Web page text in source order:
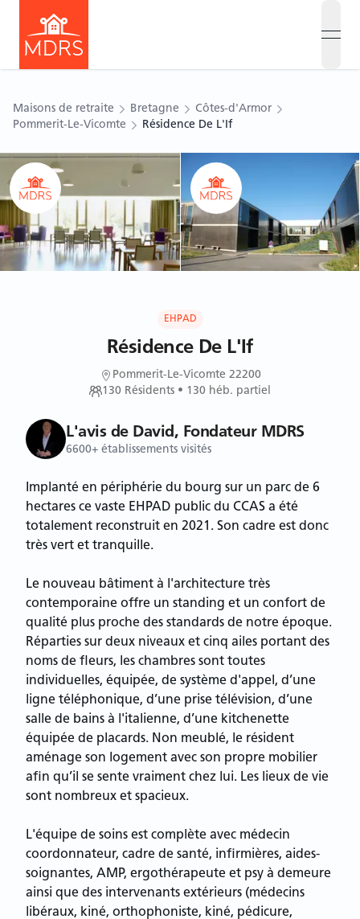
Maisons de retraite Bretagne
Côtes-d'Armor
Pommerit-Le-Vicomte
Résidence De L'If
le carousel Ouvrir le carousel
EHPAD
Résidence De L'If
Pommerit-Le-Vicomte 22200
130 Résidents • 130 héb. partiel
L'avis de David, Fondateur MDRS
6600+ établissements visités
Implanté en périphérie du bourg sur un parc de 6
hectares ce vaste EHPAD public du CCAS a été
totalement reconstruit en 2021. Son cadre est donc
très vert et tranquille.
Le nouveau bâtiment à l'architecture très
contemporaine offre un standing et un confort de
qualité plus proche des standards de notre époque.
Réparties sur deux niveaux et cinq ailes portant des
noms de fleurs, les chambres sont toutes
individuelles, équipée, de système d'appel, d’une
ligne téléphonique, d’une prise télévision, d’une
salle de bains à l'italienne, d’une kitchenette
équipée de placards. Non meublé, le résident
aménage son logement avec son propre mobilier
afin qu’il se sente vraiment chez lui. Les lieux de vie
sont nombreux et spacieux.
L'équipe de soins est complète avec médecin
coordonnateur, cadre de santé, infirmières, aides-
soignantes, AMP, ergothérapeute et psy à demeure
ainsi que des intervenants extérieurs (médecins
libéraux, kiné, orthophoniste, kiné, pédicure,